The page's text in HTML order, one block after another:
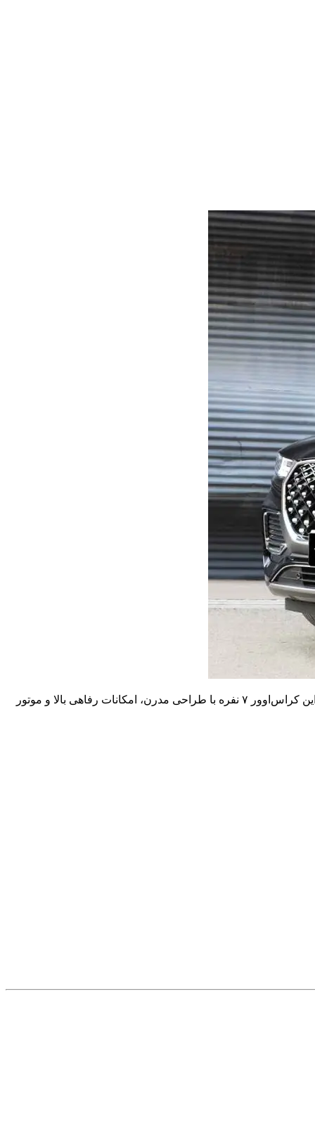
یکی از جدیدترین و لوکس‌ترین محصولات برند چری (Chery) چین است که توسط مدیران خودرو به بازار ایران عرضه شده. این کراس‌اوور ۷ نفره با طراحی مدرن، امکانات رفاهی بالا و موتور